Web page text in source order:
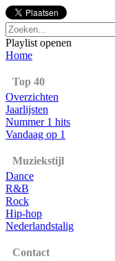
Playlist openen
Home
Top 40
Overzichten
Jaarlijsten
Nummer 1 hits
Vandaag op 1
Muziekstijl
Dance
R&B
Rock
Hip-hop
Nederlandstalig
Contact